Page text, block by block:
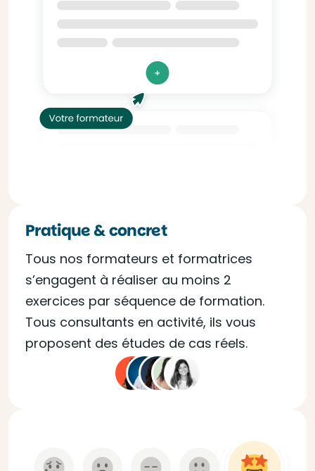
Pratique & concret
Tous nos formateurs et formatrices
s’engagent à réaliser au moins 2
exercices par séquence de formation.
Tous consultants en activité, ils vous
proposent des études de cas réels.